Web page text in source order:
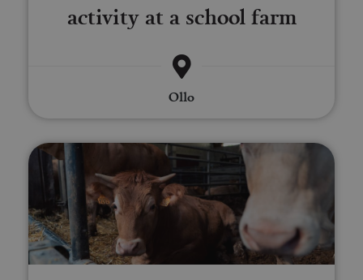
activity at a school farm
Ollo
Savour the Pyrenees and